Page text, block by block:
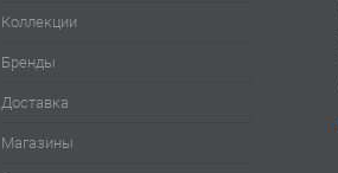
Коллекции
Бренды
Доставка
Магазины